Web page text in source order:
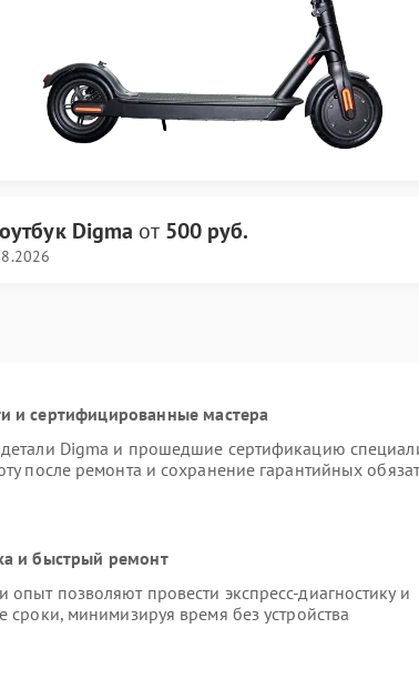
Digma от 500 руб.
и сертифицированные мастера
Digma и прошедшие сертификацию
после ремонта и сохранение гарантийных
и быстрый ремонт
позволяют провести экспресс-диагностику и
сроки, минимизируя время без устройства